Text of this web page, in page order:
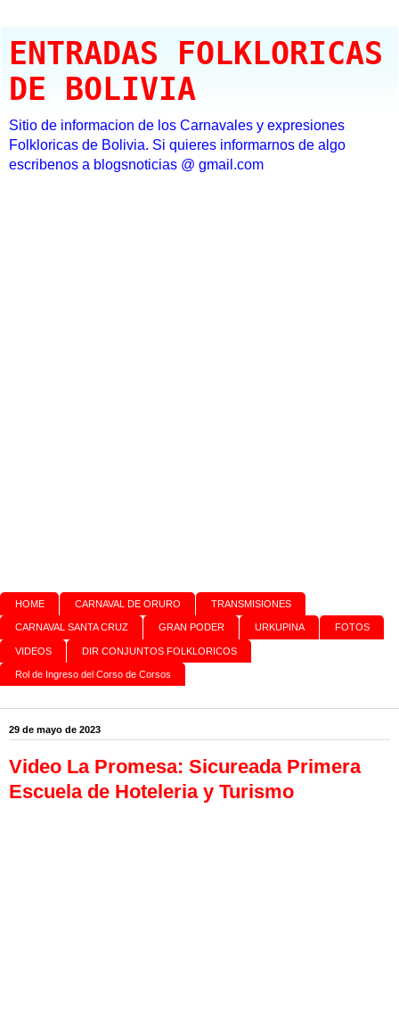
ENTRADAS FOLKLORICAS
DE BOLIVIA
Sitio de informacion de los Carnavales y expresiones
Folkloricas de Bolivia. Si quieres informarnos de algo
escribenos a blogsnoticias @ gmail.com
HOME CARNAVAL DE ORURO TRANSMISIONES
CARNAVAL SANTA CRUZ GRAN PODER URKUPINA FOTOS
VIDEOS DIR CONJUNTOS FOLKLORICOS
Rol de Ingreso del Corso de Corsos
29 de mayo de 2023
Video La Promesa: Sicureada Primera
Escuela de Hoteleria y Turismo